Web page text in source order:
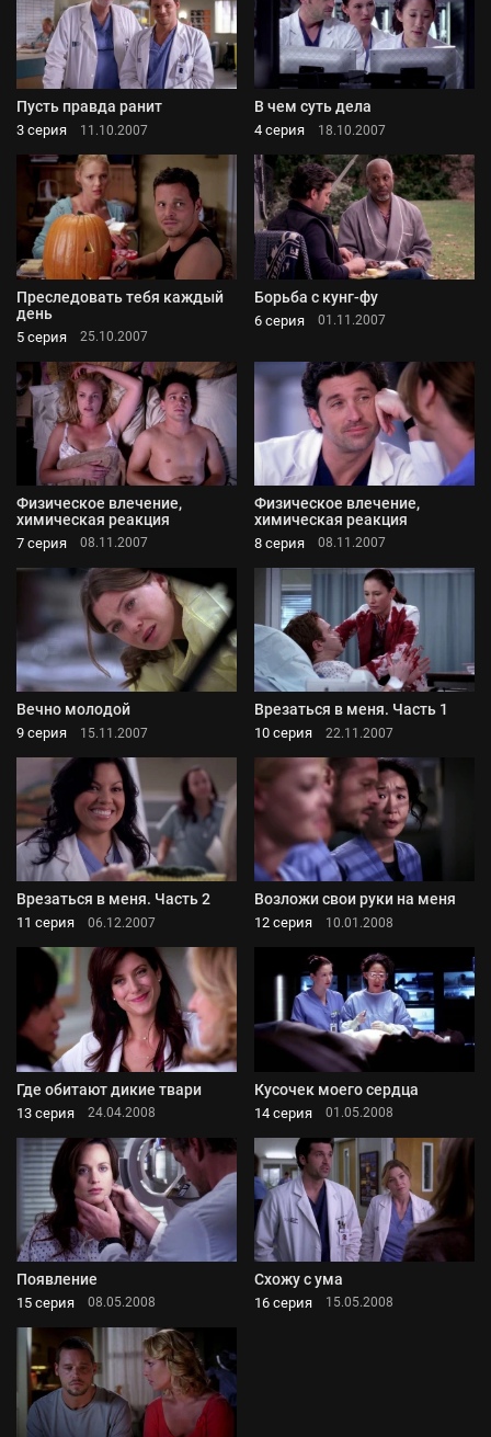
Пусть правда ранит
3 серия 11.10.2007
В чем суть дела
4 серия 18.10.2007
Преследовать тебя каждый
день
5 серия 25.10.2007
Борьба с кунг-фу
6 серия 01.11.2007
Физическое влечение,
химическая реакция
7 серия 08.11.2007
Физическое влечение,
химическая реакция
8 серия 08.11.2007
Вечно молодой
9 серия 15.11.2007
Врезаться в меня. Часть 1
10 серия 22.11.2007
Врезаться в меня. Часть 2
11 серия 06.12.2007
Возложи свои руки на меня
12 серия 10.01.2008
Где обитают дикие твари
13 серия 24.04.2008
Кусочек моего сердца
14 серия 01.05.2008
Появление
15 серия 08.05.2008
Схожу с ума
16 серия 15.05.2008